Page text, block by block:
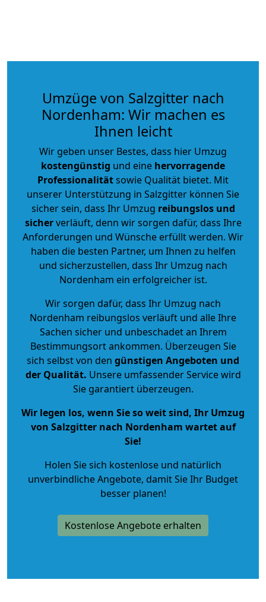
Umzüge von Salzgitter nach
Nordenham: Wir machen es
Ihnen leicht
Wir geben unser Bestes, dass hier Umzug
kostengünstig und eine hervorragende
Professionalitätsowie Qualität bietet. Mit
unserer Unterstützung in Salzgitter können Sie
sicher sein, dass Ihr Umzug reibungslos und
sicherverläuft, denn wir sorgen dafür, dass Ihre
Anforderungen und Wünsche erfüllt werden. Wir
haben die besten Partner, um Ihnen zu helfen
und sicherzustellen, dass Ihr Umzug nach
Nordenham ein erfolgreicher ist.
Wir sorgen dafür, dass Ihr Umzug nach
Nordenham reibungslos verläuft und alle Ihre
Sachen sicher und unbeschadet an Ihrem
Bestimmungsort ankommen. Überzeugen Sie
sich selbst von den günstigen Angeboten und
der Qualität. Unsere umfassender Service wird
Sie garantiert überzeugen.
Wir legen los, wenn Sie so weit sind, Ihr Umzug
von Salzgitter nach Nordenham wartet auf
Sie!
Holen Sie sich kostenlose und natürlich
unverbindliche Angebote, damit Sie Ihr Budget
besser planen!
Kostenlose Angebote erhalten